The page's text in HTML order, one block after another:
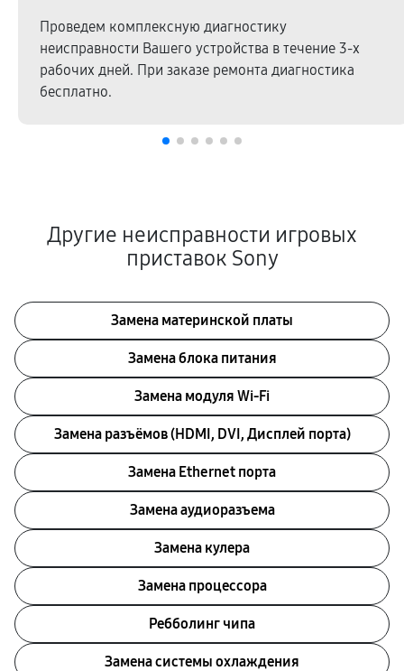
Проведем комплексную диагностику
неисправности Вашего устройства в течение 3-х
рабочих дней. При заказе ремонта диагностика
бесплатно.
Другие неисправности игровых
приставок Sony
Замена материнской платы
Замена блока питания
Замена модуля Wi-Fi
Замена разъёмов (HDMI, DVI, Дисплей порта)
Замена Ethernet порта
Замена аудиоразъема
Замена кулера
Замена процессора
Ребболинг чипа
Замена системы охлаждения